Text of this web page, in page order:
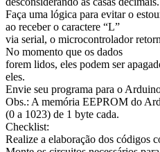
Faça uma lógica para evitar o
ao receber o caractere “L”
via serial, o microcontrolador
No momento que os dados
forem lidos, eles podem ser
eles.
Envie seu programa para o
Obs.: A memória EEPROM do
(0 a 1023) de 1 byte cada.
Checklist:
Realize a elaboração dos códigos